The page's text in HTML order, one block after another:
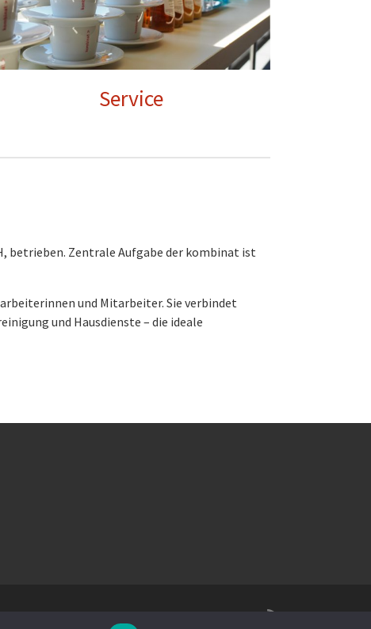
Service
betrieben. Zentrale Aufgabe der kombinat ist
und Mitarbeiter. Sie verbindet
und Hausdienste – die ideale